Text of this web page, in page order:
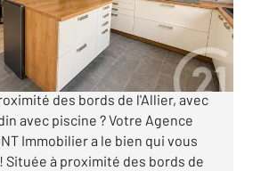
000 €
recherche d'une maison
des bords de l'Allier, avec
avec piscine ? Votre Agence
Immobilier a le bien qui vous
Située à proximité des bords de